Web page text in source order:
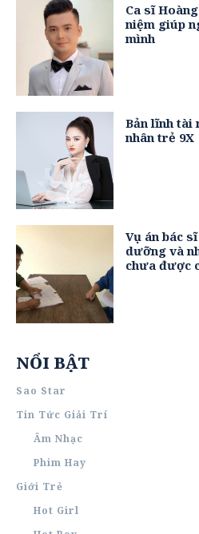
Ca sĩ
niệm giúp
mình
Bản lĩnh tài
nhân trẻ 9X
Vụ án bác
dưỡng và
chưa được
NỔI BẬT
Sao Star
Tin Tức Giải Trí
Âm Nhạc
Phim Hay
Giới Trẻ
Hot Girl